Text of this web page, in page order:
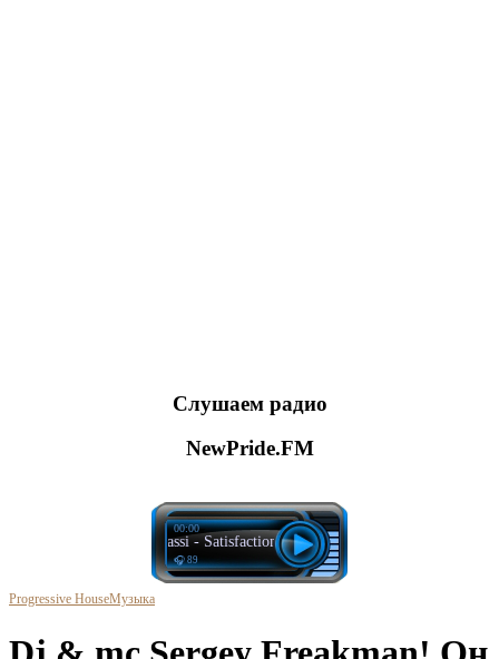
Слушаем радио
NewPride.FM
Guetta, Benny Benassi - Satisfaction (Hardwell & Maddix Remix)
00:00
🎧 89
Progressive HouseМузыка